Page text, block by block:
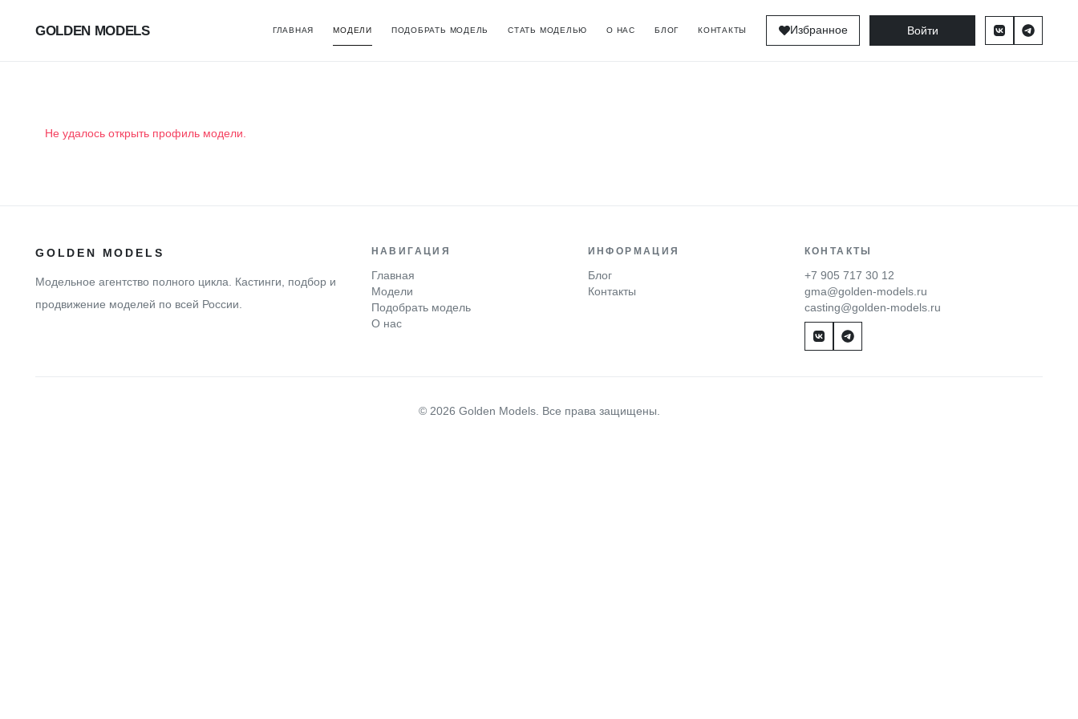
GOLDEN MODELS ГЛАВНАЯ МОДЕЛИ ПОДОБРАТЬ МОДЕЛЬ СТАТЬ МОДЕЛЬЮ О НАС БЛОГ КОНТАКТЫ Избранное Войти
Не удалось открыть профиль модели.
GOLDEN MODELS
Модельное агентство полного цикла. Кастинги, подбор и
продвижение моделей по всей России.
НАВИГАЦИЯ
Главная
Модели
Подобрать модель
О нас
ИНФОРМАЦИЯ
Блог
Контакты
КОНТАКТЫ
+7 905 717 30 12
gma@golden-models.ru
casting@golden-models.ru
© 2026 Golden Models. Все права защищены.